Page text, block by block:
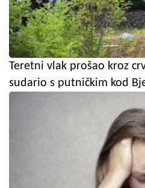
Teretni vlak prošao kroz
sudario s putničkim kod